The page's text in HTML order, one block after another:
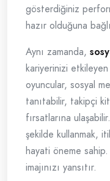
gösterdiğiniz
hazır olduğuna
Aynı zamanda,
kariyerinizi
oyuncular, sosyal
tanıtabilir, takipçi
fırsatlarına
şekilde kullanmak,
hayati öneme
imajınızı yansıtır.